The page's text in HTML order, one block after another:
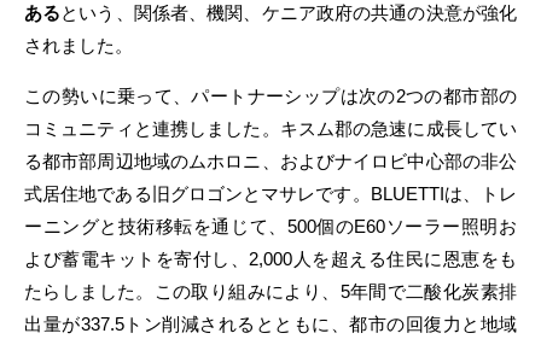
あるという、関係者、機関、ケニア政府の共通の決意が強化
されました。
この勢いに乗って、パートナーシップは次の2つの都市部の
コミュニティと連携しました。キスム郡の急速に成長してい
る都市部周辺地域のムホロニ、およびナイロビ中心部の非公
式居住地である旧グロゴンとマサレです。BLUETTIは、トレ
ーニングと技術移転を通じて、500個のE60ソーラー照明お
よび蓄電キットを寄付し、2,000人を超える住民に恩恵をも
たらしました。この取り組みにより、5年間で二酸化炭素排
出量が337.5トン削減されるとともに、都市の回復力と地域